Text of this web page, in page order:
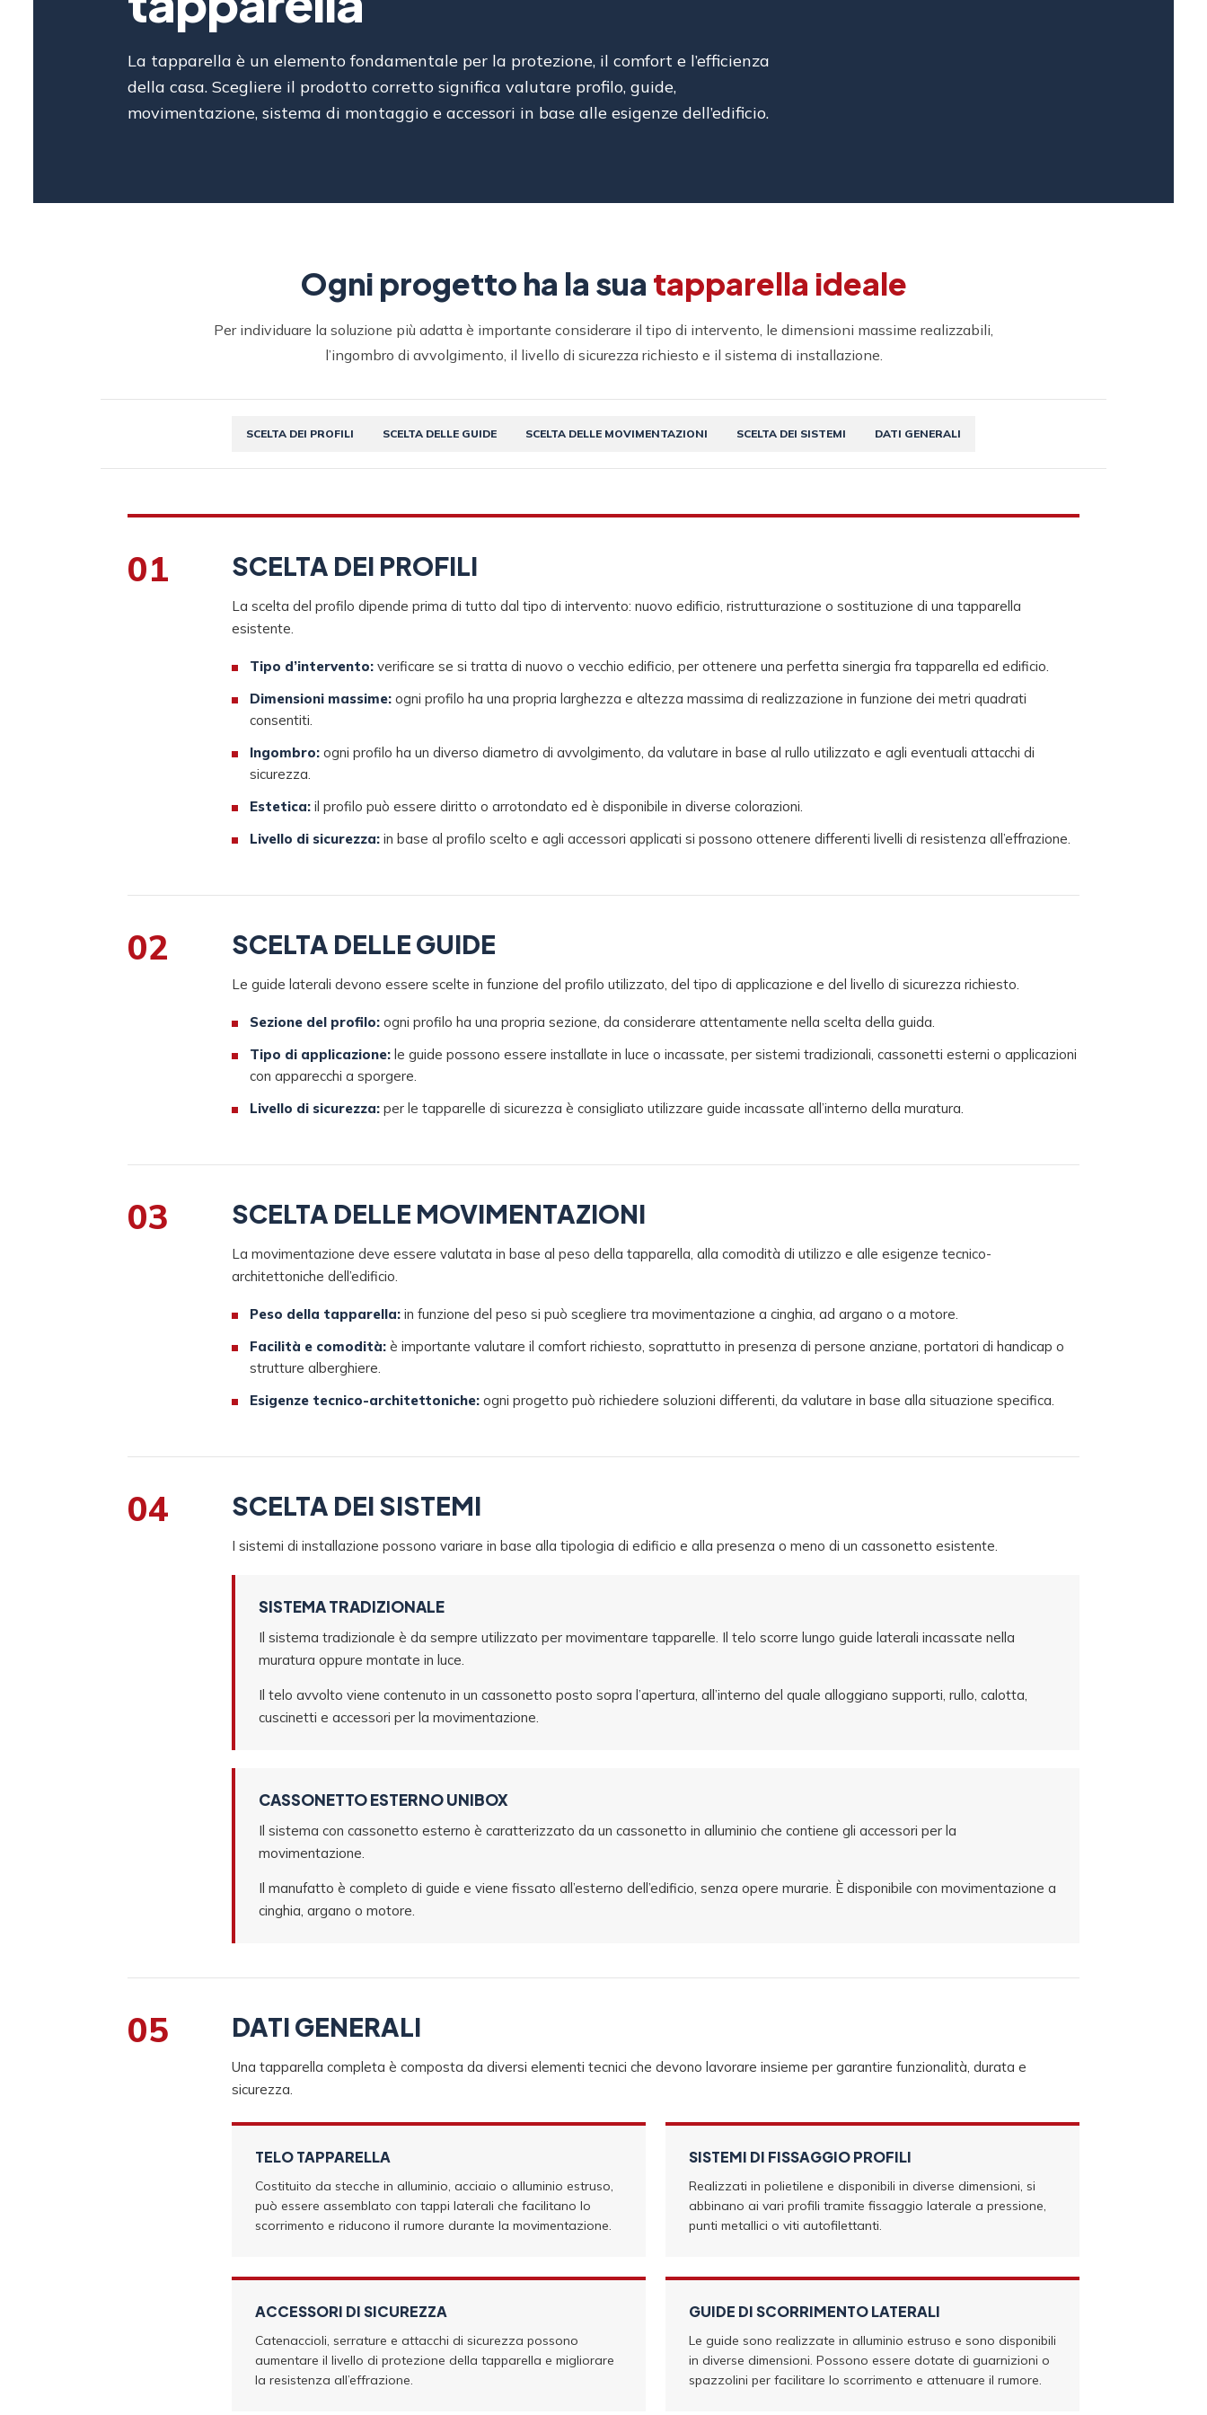
La tapparella è un elemento fondamentale per la protezione, il comfort e l’efficienza
della casa. Scegliere il prodotto corretto significa valutare profilo, guide,
movimentazione, sistema di montaggio e accessori in base alle esigenze dell’edificio.
Ogni progetto ha la sua tapparella ideale
Per individuare la soluzione più adatta è importante considerare il tipo di intervento, le dimensioni massime realizzabili,
l’ingombro di avvolgimento, il livello di sicurezza richiesto e il sistema di installazione.
SCELTA DEI PROFILI SCELTA DELLE GUIDE SCELTA DELLE MOVIMENTAZIONI SCELTA DEI SISTEMI DATI GENERALI
01 SCELTA DEI PROFILI
La scelta del profilo dipende prima di tutto dal tipo di intervento: nuovo edificio, ristrutturazione o sostituzione di una tapparella
esistente.
Tipo d’intervento: verificare se si tratta di nuovo o vecchio edificio, per ottenere una perfetta sinergia fra tapparella ed edificio.
Dimensioni massime: ogni profilo ha una propria larghezza e altezza massima di realizzazione in funzione dei metri quadrati
consentiti.
Ingombro: ogni profilo ha un diverso diametro di avvolgimento, da valutare in base al rullo utilizzato e agli eventuali attacchi di
sicurezza.
Estetica: il profilo può essere diritto o arrotondato ed è disponibile in diverse colorazioni.
Livello di sicurezza: in base al profilo scelto e agli accessori applicati si possono ottenere differenti livelli di resistenza all’effrazione.
02 SCELTA DELLE GUIDE
Le guide laterali devono essere scelte in funzione del profilo utilizzato, del tipo di applicazione e del livello di sicurezza richiesto.
Sezione del profilo: ogni profilo ha una propria sezione, da considerare attentamente nella scelta della guida.
Tipo di applicazione: le guide possono essere installate in luce o incassate, per sistemi tradizionali, cassonetti esterni o applicazioni
con apparecchi a sporgere.
Livello di sicurezza: per le tapparelle di sicurezza è consigliato utilizzare guide incassate all’interno della muratura.
03 SCELTA DELLE MOVIMENTAZIONI
La movimentazione deve essere valutata in base al peso della tapparella, alla comodità di utilizzo e alle esigenze tecnico-
architettoniche dell’edificio.
Peso della tapparella: in funzione del peso si può scegliere tra movimentazione a cinghia, ad argano o a motore.
Facilità e comodità: è importante valutare il comfort richiesto, soprattutto in presenza di persone anziane, portatori di handicap o
strutture alberghiere.
Esigenze tecnico-architettoniche: ogni progetto può richiedere soluzioni differenti, da valutare in base alla situazione specifica.
04 SCELTA DEI SISTEMI
I sistemi di installazione possono variare in base alla tipologia di edificio e alla presenza o meno di un cassonetto esistente.
SISTEMA TRADIZIONALE
Il sistema tradizionale è da sempre utilizzato per movimentare tapparelle. Il telo scorre lungo guide laterali incassate nella
muratura oppure montate in luce.
Il telo avvolto viene contenuto in un cassonetto posto sopra l’apertura, all’interno del quale alloggiano supporti, rullo, calotta,
cuscinetti e accessori per la movimentazione.
CASSONETTO ESTERNO UNIBOX
Il sistema con cassonetto esterno è caratterizzato da un cassonetto in alluminio che contiene gli accessori per la
movimentazione.
Il manufatto è completo di guide e viene fissato all’esterno dell’edificio, senza opere murarie. È disponibile con movimentazione a
cinghia, argano o motore.
05 DATI GENERALI
Una tapparella completa è composta da diversi elementi tecnici che devono lavorare insieme per garantire funzionalità, durata e
sicurezza.
TELO TAPPARELLA
Costituito da stecche in alluminio, acciaio o alluminio estruso,
può essere assemblato con tappi laterali che facilitano lo
scorrimento e riducono il rumore durante la movimentazione.
SISTEMI DI FISSAGGIO PROFILI
Realizzati in polietilene e disponibili in diverse dimensioni, si
abbinano ai vari profili tramite fissaggio laterale a pressione,
punti metallici o viti autofilettanti.
ACCESSORI DI SICUREZZA
Catenaccioli, serrature e attacchi di sicurezza possono
aumentare il livello di protezione della tapparella e migliorare
la resistenza all’effrazione.
GUIDE DI SCORRIMENTO LATERALI
Le guide sono realizzate in alluminio estruso e sono disponibili
in diverse dimensioni. Possono essere dotate di guarnizioni o
spazzolini per facilitare lo scorrimento e attenuare il rumore.